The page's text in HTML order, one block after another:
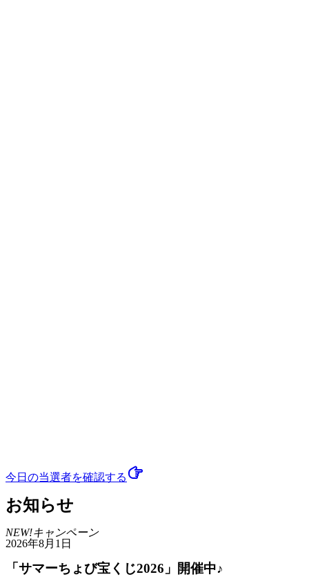
今日の当選者を確認する
お知らせ
NEW!キャンペーン
2026年8月1日
「サマーちょび宝くじ2026」開催中♪